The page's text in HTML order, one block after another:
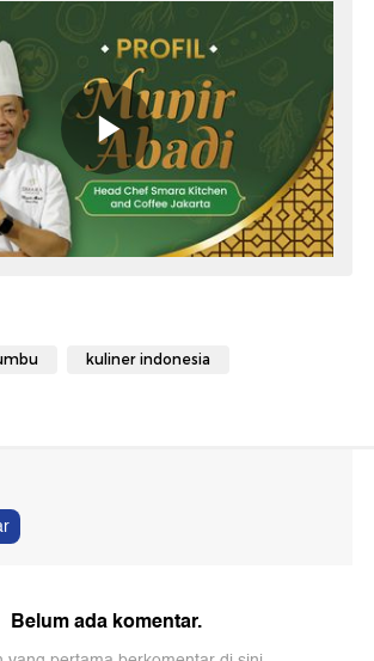
kuliner indonesia
Belum ada komentar.